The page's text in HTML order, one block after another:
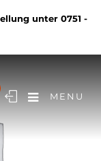
unter 0751 -
MENU